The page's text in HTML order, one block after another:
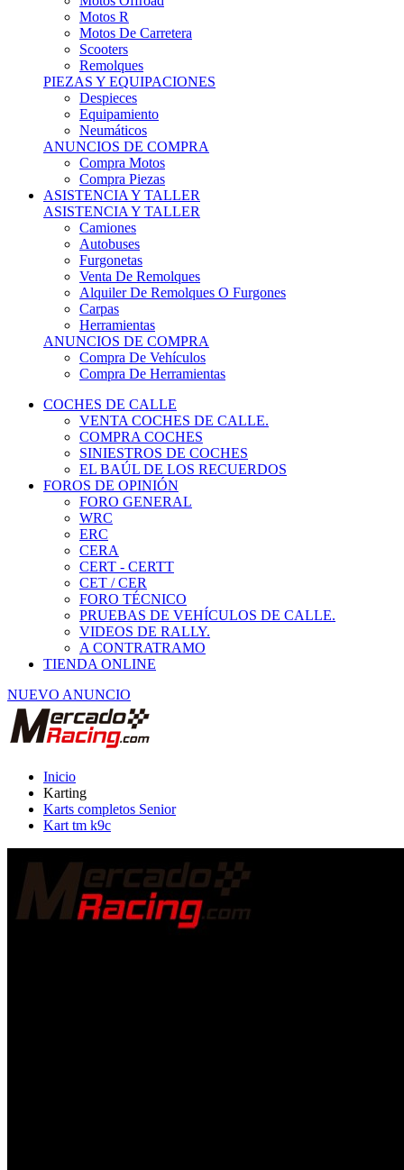
Motos R
Motos De Carretera
Scooters
Remolques
PIEZAS Y EQUIPACIONES
Despieces
Equipamiento
Neumáticos
ANUNCIOS DE COMPRA
Compra Motos
Compra Piezas
ASISTENCIA Y TALLER
ASISTENCIA Y TALLER
Camiones
Autobuses
Furgonetas
Venta De Remolques
Alquiler De Remolques O Furgones
Carpas
Herramientas
ANUNCIOS DE COMPRA
Compra De Vehículos
Compra De Herramientas
COCHES DE CALLE
VENTA COCHES DE CALLE.
COMPRA COCHES
SINIESTROS DE COCHES
EL BAÚL DE LOS RECUERDOS
FOROS DE OPINIÓN
FORO GENERAL
WRC
ERC
CERA
CERT - CERTT
CET / CER
FORO TÉCNICO
PRUEBAS DE VEHÍCULOS DE CALLE.
VIDEOS DE RALLY.
A CONTRATRAMO
TIENDA ONLINE
NUEVO ANUNCIO
Inicio
Karting
Karts completos Senior
Kart tm k9c